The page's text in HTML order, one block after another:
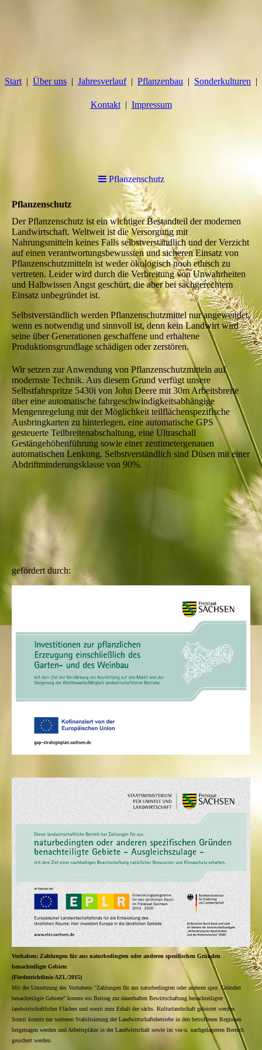
Start Über uns Jahresverlauf Pflanzenbau Sonderkulturen
Kontakt Impressum
Pflanzenschutz
Pflanzenschutz
Der Pflanzenschutz ist ein wichtiger Bestandteil der modernen
Landwirtschaft. Weltweit ist die Versorgung mit
Nahrungsmitteln keines Falls selbstverständlich und der Verzicht
auf einen verantwortungsbewussten und sicheren Einsatz von
Pflanzenschutzmitteln ist weder ökologisch noch ethisch zu
vertreten. Leider wird durch die Verbreitung von Unwahrheiten
und Halbwissen Angst geschürt, die aber bei sachgerechtem
Einsatz unbegründet ist.
Selbstverständlich werden Pflanzenschutzmittel nur angewendet,
wenn es notwendig und sinnvoll ist, denn kein Landwirt wird
seine über Generationen geschaffene und erhaltene
Produktionsgrundlage schädigen oder zerstören.
Wir setzen zur Anwendung von Pflanzenschutzmitteln auf
modernste Technik. Aus diesem Grund verfügt unsere
Selbstfahrspritze 5430i von John Deere mit 30m Arbeitsbreite
über eine automatische fahrgeschwindigkeitsabhängige
Mengenregelung mit der Möglichkeit teilflächenspezifische
Ausbringkarten zu hinterlegen, eine automatische GPS
gesteuerte Teilbreitenabschaltung, eine Ultraschall
Gestängehöhenführung sowie einer zentimetergenauen
automatischen Lenkung. Selbstverständlich sind Düsen mit einer
Abdriftminderungsklasse von 90%.
gefördert durch:
Vorhaben: Zahlungen für aus naturbedingten oder anderen spezifischen Gründen
benachteiligte Gebiete
(Förderrichtlinie AZL/2015)
Mit der Umsetzung des Vorhabens "Zahlungen für aus naturbedingten oder anderen spez. Gründen
benachteiligte Gebiete" konnte ein Beitrag zur dauerhaften Bewirtschaftung benachteiligter
landwirtschaftlicher Flächen und somit zum Erhalt der sächs. Kulturlandschaft geleistet werden.
Somit konnte zur weiteren Stabilisierung der Landwirtschaftsbetriebe in den betroffenen Regionen
beigetragen werden und Arbeitsplätze in der Landwirtschaft sowie im vor-u. nachgelagerten Bereich
gesichert werden.